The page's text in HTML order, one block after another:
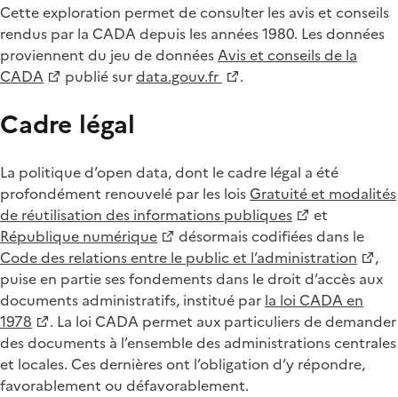
Cette exploration permet de consulter les avis et conseils
rendus par la CADA depuis les années 1980. Les données
proviennent du jeu de donnéesAvis et conseils de la
CADA
publié surdata.gouv.fr .
Cadre légal
La politique d’open data, dont le cadre légal a été
profondément renouvelé par les loisGratuité et modalités
de réutilisation des informations publiques
et
République numérique
désormais codifiées dans le
Code des relations entre le public et l’administration
,
puise en partie ses fondements dans le droit d’accès aux
documents administratifs, institué par la loi CADA en
1978
. La loi CADA permet aux particuliers de demander
des documents à l’ensemble des administrations centrales
et locales. Ces dernières ont l’obligation d’y répondre,
favorablement ou défavorablement.